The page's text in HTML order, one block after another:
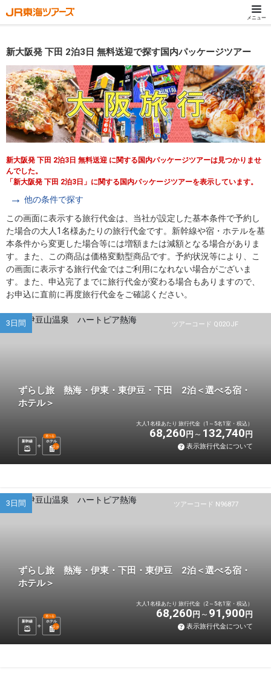
メニュー
新大阪発 下田 2泊3日 無料送迎で探す国内パッケージツアー
新大阪発 下田 2泊3日 無料送迎 に関する国内パッケージツアーは見つかりませ
んでした。
「新大阪発 下田 2泊3日」に関する国内パッケージツアーを表示しています。
他の条件で探す
この画面に表示する旅行代金は、当社が設定した基本条件で予約し
た場合の大人1名様あたりの旅行代金です。新幹線や宿・ホテルを基
本条件から変更した場合等には増額または減額となる場合がありま
す。また、この商品は価格変動型商品です。予約状況等により、こ
の画面に表示する旅行代金ではご利用になれない場合がございま
す。また、申込完了までに旅行代金が変わる場合もありますので、
お申込に直前に再度旅行代金をご確認ください。
ツアーコード Q02OJF
3日間
ずらし旅 熱海・伊東・東伊豆・下田 2泊＜選べる宿・
ホテル＞
新幹線 ホテル
選べる
2泊
大人1名様あたり 旅行代金（1～5名1室・税込）
68,260 円 132,740 円
表示旅行代金について
ツアーコード N96877
3日間
ずらし旅 熱海・伊東・下田・東伊豆 2泊＜選べる宿・
ホテル＞
新幹線 ホテル
選べる
2泊
大人1名様あたり 旅行代金（2～5名1室・税込）
68,260 円 91,900 円
表示旅行代金について